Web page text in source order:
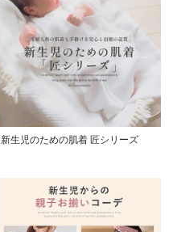
新生児のための肌着 匠シリーズ